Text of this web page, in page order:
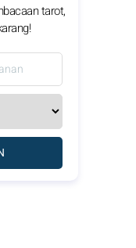
tarot,